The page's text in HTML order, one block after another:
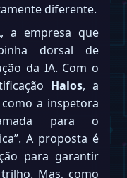
diferente.
, a empresa que
dorsal de
da IA. Com o
Halos, a
a inspetora
para o
A proposta é
para garantir
Mas, como